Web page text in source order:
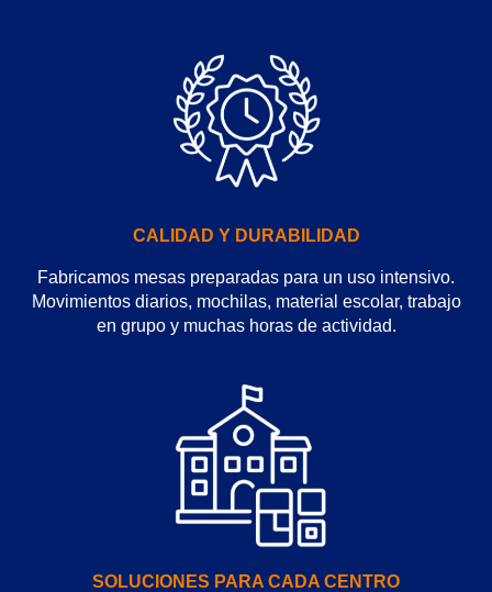
CALIDAD Y DURABILIDAD
Fabricamos mesas preparadas para un uso intensivo.
Movimientos diarios, mochilas, material escolar, trabajo
en grupo y muchas horas de actividad.
SOLUCIONES PARA CADA CENTRO